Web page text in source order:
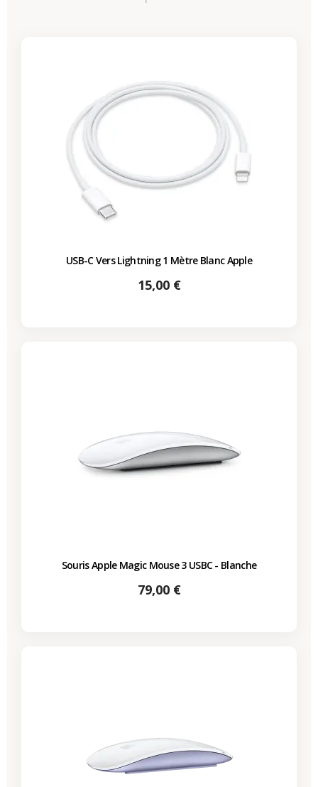
USB-C Vers Lightning 1 Mètre Blanc Apple
Prix
15,00 €
Souris Apple Magic Mouse 3 USBC - Blanche
Prix
79,00 €